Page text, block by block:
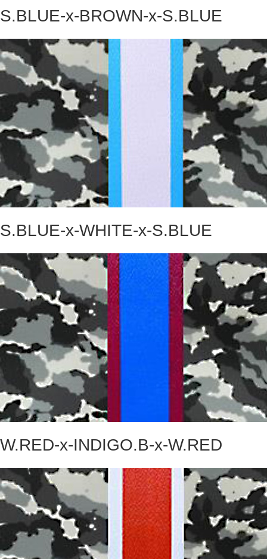
S.BLUE-x-BROWN-x-S.BLUE
S.BLUE-x-WHITE-x-S.BLUE
W.RED-x-INDIGO.B-x-W.RED